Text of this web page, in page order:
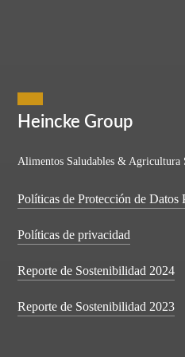
mundial trabaja en la
Heincke Group
Alimentos Saludables & Agricultura
Políticas de Protección de Datos
Políticas de privacidad
Reporte de Sostenibilidad 2024
Reporte de Sostenibilidad 2023